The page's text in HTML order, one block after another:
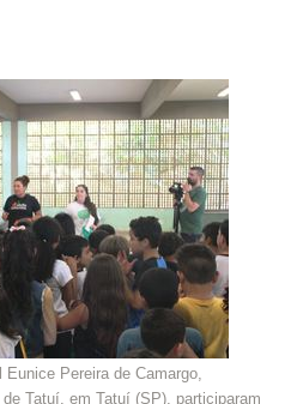
Pereira de Camargo,
Tatuí, em Tatuí (SP), participaram